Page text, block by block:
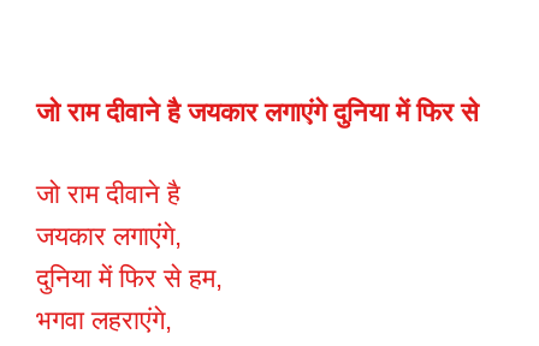
जो राम दीवाने है जयकार लगाएंगे दुनिया में फिर से
जो राम दीवाने है
जयकार लगाएंगे,
दुनिया में फिर से हम,
भगवा लहराएंगे,